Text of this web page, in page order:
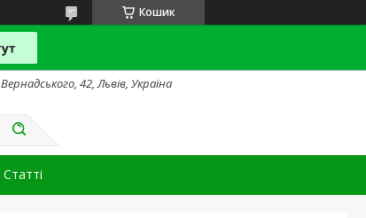
Кошик
Вернадського, 42, Львів, Україна
Статті